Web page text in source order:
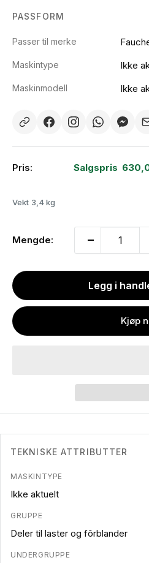
PASSFORM
Passer til merke
Maskintype Ikke
Maskinmodell Ikke
Pris: Salgspris
Vekt 3,4 kg
Mengde:
Legg i
Kjøp
TEKNISKE ATTRIBUTTER
MASKINTYPE
Ikke aktuelt
GRUPPE
Deler til laster og fôrblander
UNDERGRUPPE